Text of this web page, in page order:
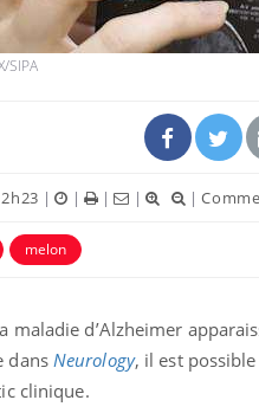
SIPA
| | | | |
melon
maladie d’Alzheimer
dans Neurology, il est
clinique.
Et si